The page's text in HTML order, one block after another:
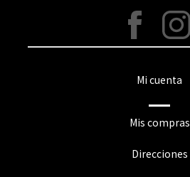
Mi cuenta
Mis compras
Direcciones